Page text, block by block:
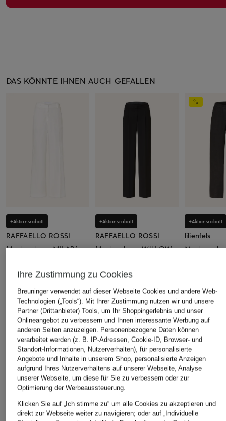
DAS KÖNNTE IHNEN AUCH GEFALLEN
+Aktionsrabatt
RAFFAELLO ROSSI
Marlenehose MILARA
129,99 €
Bestpreis:
Ursprünglich:179,95 €
+Aktionsrabatt
RAFFAELLO ROSSI
Marlenehose WILLOW
Bestpreis:110,49 €
+Aktionsrabatt
lilienfels
Bestpreis:
ÄHNLICHE ARTIKEL ENTDECKEN
Ihre Zustimmung zu Cookies
Breuninger verwendet auf dieser Webseite Cookies und andere Web-
Technologien („Tools“). Mit Ihrer Zustimmung nutzen wir und unsere
Partner (Drittanbieter) Tools, um Ihr Shoppingerlebnis und unser
Onlineangebot zu verbessern und Ihnen interessante Werbung auf
anderen Seiten anzuzeigen. Personenbezogene Daten können
verarbeitet werden (z. B. IP-Adressen, Cookie-ID, Browser- und
Standort-Informationen, Nutzerverhalten), für personalisierte
Angebote und Inhalte in unserem Shop, personalisierte Anzeigen
aufgrund Ihres Nutzerverhaltens auf unserer Webseite, Analyse
unserer Webseite, um diese für Sie zu verbessern oder zur
Optimierung der Werbeaussteuerung.
Klicken Sie auf „Ich stimme zu“ um alle Cookies zu akzeptieren und
direkt zur Webseite weiter zu navigieren; oder auf „Individuelle